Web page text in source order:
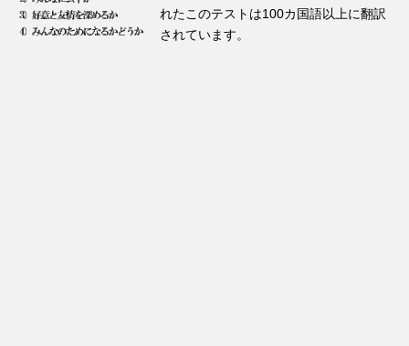
れたこのテストは100カ国語以上に翻訳
されています。